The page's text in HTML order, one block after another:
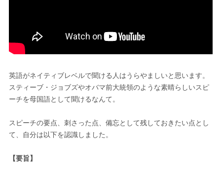
英語がネイティブレベルで聞ける人はうらやましいと思います。
スティーブ・ジョブズやオバマ前大統領のような素晴らしいスピ
ーチを母国語として聞けるなんて。
スピーチの要点、刺さった点、備忘として残しておきたい点とし
て、自分は以下を認識しました。
【要旨】